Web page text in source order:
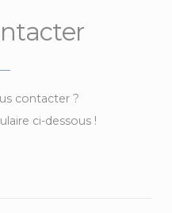
contacter ?
ci-dessous !